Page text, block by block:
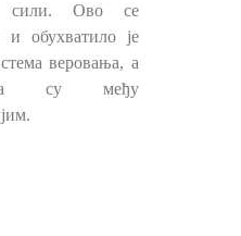
сили. Ово се
и обухватило је
веровања, а
су међу